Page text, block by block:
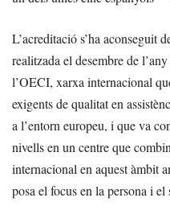
L’acreditació s’ha aconseguit
realitzada el desembre de
l’OECI, xarxa internacional
exigents de qualitat en
a l’entorn europeu, i que va
nivells en un centre que
internacional en aquest àmbit
posa el focus en la persona i el